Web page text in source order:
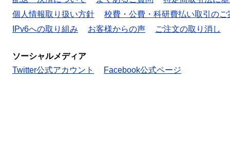
個人情報取り扱い方針
校費・公費・科研費払い取引のご
IPv6への取り組み
お客様からの声 ご注文の取り消し
ソーシャルメディア
Twitter公式アカウント
Facebook公式ページ